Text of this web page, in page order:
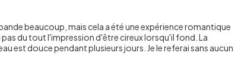
beaucoup, mais cela a été une expérience romantique
du tout l'impression d'être cireux lorsqu'il fond. La
est douce pendant plusieurs jours. Je le referai sans aucun